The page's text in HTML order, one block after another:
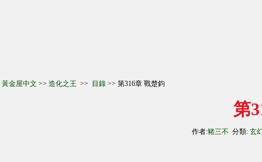
黃金屋中文 >> 造化之王 >> 目錄 >> 第316章 戰楚鈞
第
作者:豬三不 分類: 玄